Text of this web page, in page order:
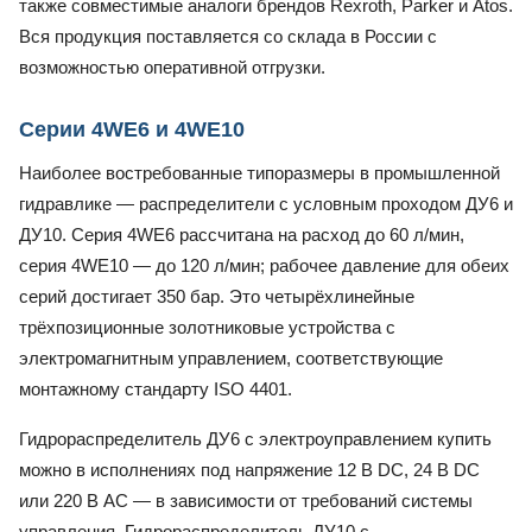
также совместимые аналоги брендов Rexroth, Parker и Atos.
Вся продукция поставляется со склада в России с
возможностью оперативной отгрузки.
Серии 4WE6 и 4WE10
Наиболее востребованные типоразмеры в промышленной
гидравлике — распределители с условным проходом ДУ6 и
ДУ10. Серия 4WE6 рассчитана на расход до 60 л/мин,
серия 4WE10 — до 120 л/мин; рабочее давление для обеих
серий достигает 350 бар. Это четырёхлинейные
трёхпозиционные золотниковые устройства с
электромагнитным управлением, соответствующие
монтажному стандарту ISO 4401.
Гидрораспределитель ДУ6 с электроуправлением купить
можно в исполнениях под напряжение 12 В DC, 24 В DC
или 220 В AC — в зависимости от требований системы